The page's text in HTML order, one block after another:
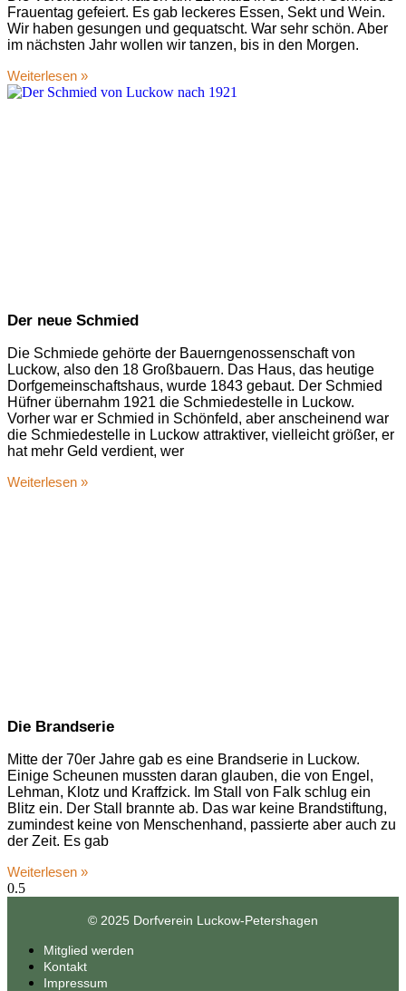
Frauentag gefeiert. Es gab leckeres Essen, Sekt und Wein.
Wir haben gesungen und gequatscht. War sehr schön. Aber
im nächsten Jahr wollen wir tanzen, bis in den Morgen.
Weiterlesen »
Der neue Schmied
Die Schmiede gehörte der Bauerngenossenschaft von
Luckow, also den 18 Großbauern. Das Haus, das heutige
Dorfgemeinschaftshaus, wurde 1843 gebaut. Der Schmied
Hüfner übernahm 1921 die Schmiedestelle in Luckow.
Vorher war er Schmied in Schönfeld, aber anscheinend war
die Schmiedestelle in Luckow attraktiver, vielleicht größer, er
hat mehr Geld verdient, wer
Weiterlesen »
Die Brandserie
Mitte der 70er Jahre gab es eine Brandserie in Luckow.
Einige Scheunen mussten daran glauben, die von Engel,
Lehman, Klotz und Kraffzick. Im Stall von Falk schlug ein
Blitz ein. Der Stall brannte ab. Das war keine Brandstiftung,
zumindest keine von Menschenhand, passierte aber auch zu
der Zeit. Es gab
Weiterlesen »
© 2025 Dorfverein Luckow-Petershagen
Mitglied werden
Kontakt
Impressum